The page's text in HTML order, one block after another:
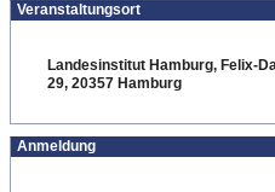
Veranstaltungsort
Landesinstitut Hamburg, Felix-
29, 20357 Hamburg
Anmeldung